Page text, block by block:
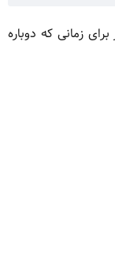
زمانی که دوباره